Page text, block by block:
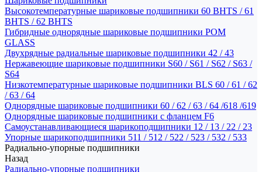
Высокотемпературные шариковые подшипники 60 BHTS / 61
BHTS / 62 BHTS
Гибридные однорядные шариковые подшипники POM
GLASS
Двухрядные радиальные шариковые подшипники 42 / 43
Нержавеющие шариковые подшипники S60 / S61 / S62 / S63 /
S64
Низкотемпературные шариковые подшипники BLS 60 / 61 / 62
/ 63 / 64
Однорядные шариковые подшипники 60 / 62 / 63 / 64 /618 /619
Однорядные шариковые подшипники с фланцем F6
Самоустанавливающиеся шарикоподшипники 12 / 13 / 22 / 23
Упорные шарикоподшипники 511 / 512 / 522 / 523 / 532 / 533
Радиально-упорные подшипники
Назад
Радиально-упорные подшипники